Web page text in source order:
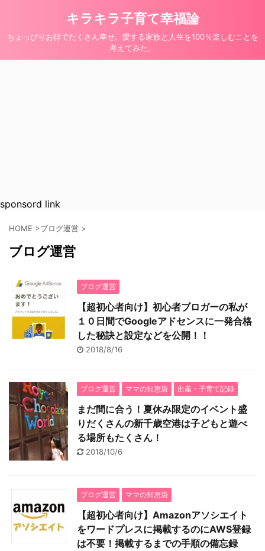
キラキラ子育て幸福論
ちょっぴりお得でたくさん幸せ。愛する家族と人生を100％楽しむことを
考えてみた。
sponsord link
HOME >ブログ運営 >
ブログ運営
ブログ運営
【超初心者向け】初心者ブロガーの私が
１０日間でGoogleアドセンスに一発合格
した秘訣と設定などを公開！！
2018/8/16
ブログ運営 ママの知恵袋 出産・子育て記録
まだ間に合う！夏休み限定のイベント盛
りだくさんの新千歳空港は子どもと遊べ
る場所もたくさん！
2018/10/6
ブログ運営 ママの知恵袋
【超初心者向け】Amazonアソシエイト
をワードプレスに掲載するのにAWS登録
は不要！掲載するまでの手順の備忘録